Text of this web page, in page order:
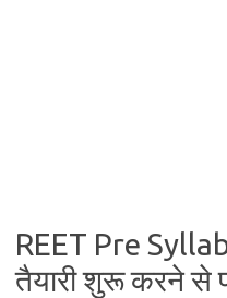
REET Pre
तैयारी शुरू करने से